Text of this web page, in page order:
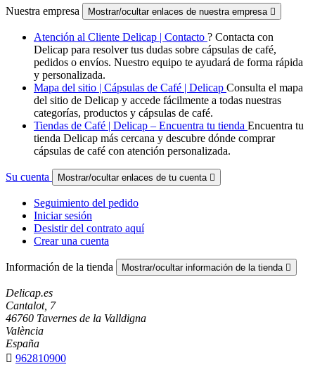
Nuestra empresa Mostrar/ocultar enlaces de nuestra empresa 
Atención al Cliente Delicap | Contacto ? Contacta con
Delicap para resolver tus dudas sobre cápsulas de café,
pedidos o envíos. Nuestro equipo te ayudará de forma rápida
y personalizada.
Mapa del sitio | Cápsulas de Café | Delicap Consulta el mapa
del sitio de Delicap y accede fácilmente a todas nuestras
categorías, productos y cápsulas de café.
Tiendas de Café | Delicap – Encuentra tu tienda Encuentra tu
tienda Delicap más cercana y descubre dónde comprar
cápsulas de café con atención personalizada.
Su cuenta Mostrar/ocultar enlaces de tu cuenta 
Seguimiento del pedido
Iniciar sesión
Desistir del contrato aquí
Crear una cuenta
Información de la tienda Mostrar/ocultar información de la tienda 
Delicap.es
Cantalot, 7
46760 Tavernes de la Valldigna
València
España
 962810900